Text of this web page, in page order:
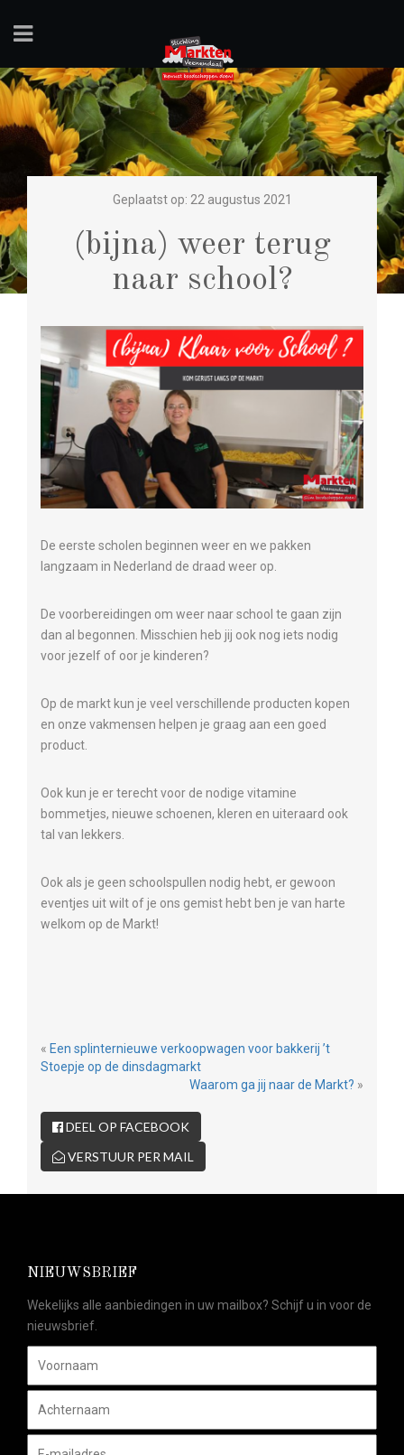
Geplaatst op: 22 augustus 2021
(bijna) weer terug
naar school?
De eerste scholen beginnen weer en we pakken
langzaam in Nederland de draad weer op.
De voorbereidingen om weer naar school te gaan zijn
dan al begonnen. Misschien heb jij ook nog iets nodig
voor jezelf of oor je kinderen?
Op de markt kun je veel verschillende producten kopen
en onze vakmensen helpen je graag aan een goed
product.
Ook kun je er terecht voor de nodige vitamine
bommetjes, nieuwe schoenen, kleren en uiteraard ook
tal van lekkers.
Ook als je geen schoolspullen nodig hebt, er gewoon
eventjes uit wilt of je ons gemist hebt ben je van harte
welkom op de Markt!
« Een splinternieuwe verkoopwagen voor bakkerij ’t
Stoepje op de dinsdagmarkt
Waarom ga jij naar de Markt? »
DEEL OP FACEBOOK
VERSTUUR PER MAIL
NIEUWSBRIEF
Wekelijks alle aanbiedingen in uw mailbox? Schijf u in voor de
nieuwsbrief.